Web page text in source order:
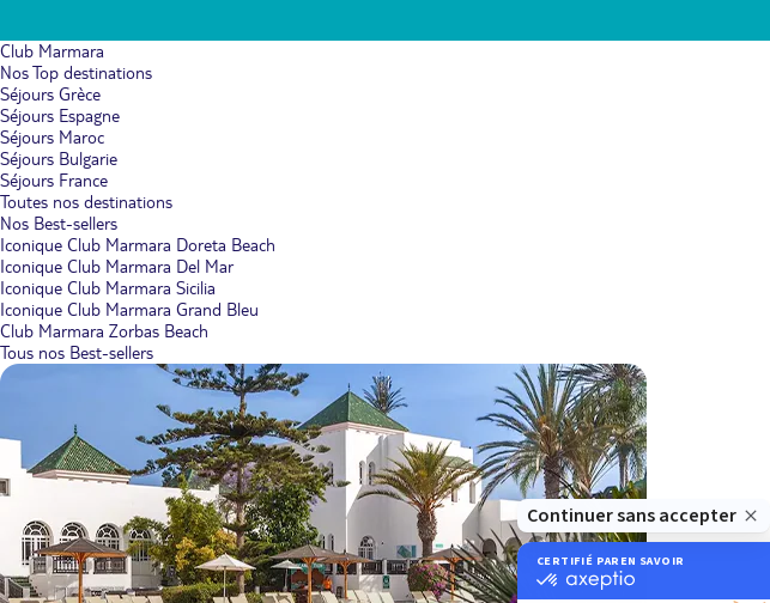
Club Marmara
Nos Top destinations
Séjours Grèce
Séjours Espagne
Séjours Maroc
Séjours Bulgarie
Séjours France
Toutes nos destinations
Nos Best-sellers
Iconique Club Marmara Doreta Beach
Iconique Club Marmara Del Mar
Iconique Club Marmara Sicilia
Iconique Club Marmara Grand Bleu
Club Marmara Zorbas Beach
Tous nos Best-sellers